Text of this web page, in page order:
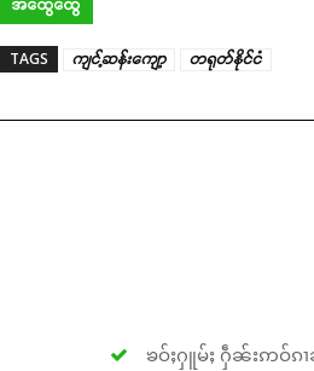
အထွေထွေ
TAGS ကျင့်ဆန်းကျော့ တရုတ်နိုင်ငံ
ၶဝ်ႈႁူမ်ႈ ႁဵၼ်းဢဝ်ၵၢ